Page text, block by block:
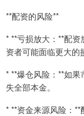
**配资的风险**
* **亏损放大：**配资
资者可能面临更大的
* **爆仓风险：**如
失全部本金。
* **资金来源风险：